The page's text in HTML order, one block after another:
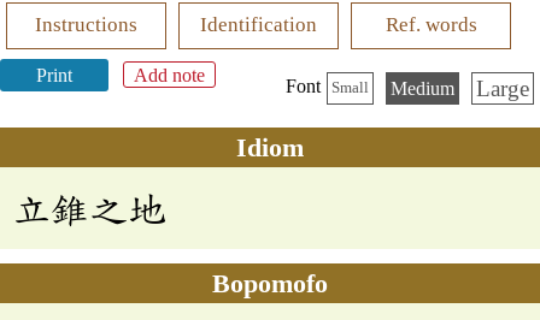
Instructions Identification Ref. words
Print Add note
Font Small Medium Large
Idiom
立錐之地
Bopomofo